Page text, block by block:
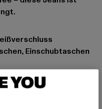
Einschubtaschen
YOU